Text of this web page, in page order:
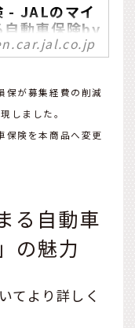
- JALのマイ
自動車保険by
2,000マイル
！簡単な質問
保が募集経費の削減
しました。
保険を本商品へ変更
る自動車
の魅力
てより詳しく